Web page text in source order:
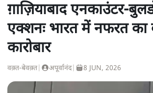
ग़ाज़ियाबाद एनकाउंटर-
एक्शनः भारत में नफरत का
कारोबार
वक़्त-बेवक़्त अपूर्वानंद| 8 JUN, 2026